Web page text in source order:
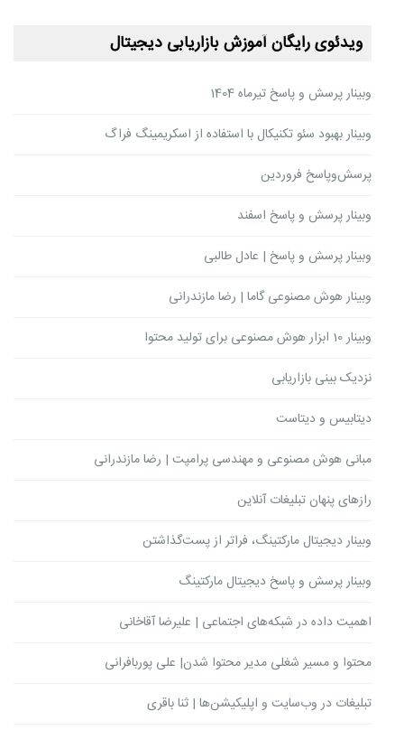
ویدئوی رایگان آموزش بازاریابی دیجیتال
وبینار پرسش و پاسخ تیرماه 1404
وبینار بهبود سئو تکنیکال با استفاده از اسکریمینگ فراگ
پرسش‌وپاسخ فروردین
وبینار پرسش و پاسخ اسفند
وبینار پرسش و پاسخ | عادل طالبی
وبینار هوش مصنوعی گاما | رضا مازندرانی
وبینار 10 ابزار هوش مصنوعی برای تولید محتوا
نزدیک بینی بازاریابی
دیتابیس و دیتاست
مبانی هوش مصنوعی و مهندسی پرامپت | رضا مازندرانی
رازهای پنهان تبلیغات آنلاین
وبینار دیجیتال مارکتینگ، فراتر از پست‌گذاشتن
وبینار پرسش و پاسخ دیجیتال مارکتینگ
اهمیت داده در شبکه‌های اجتماعی | علیرضا آقاخانی
محتوا و مسیر شغلی مدیر محتوا شدن| علی پوربافرانی
تبلیغات در وب‌سایت و اپلیکیشن‌ها | ثنا باقری